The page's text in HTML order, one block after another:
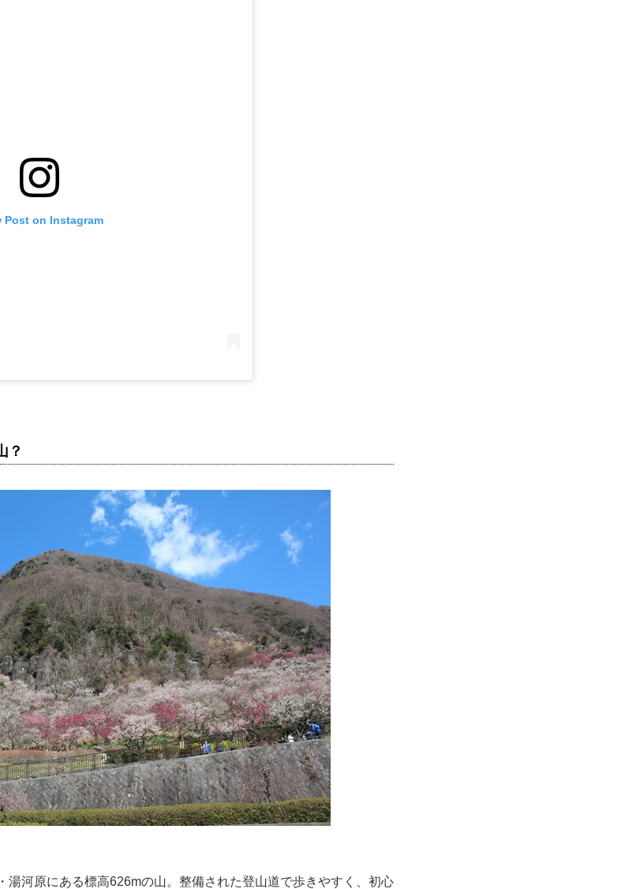
Post on Instagram
？
湯河原にある標高626mの山。整備された登山道で歩きやすく、初心